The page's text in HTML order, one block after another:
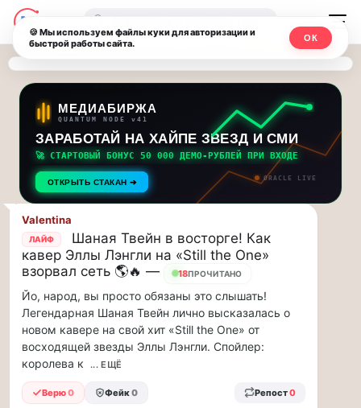
Последние
новости
и
обновления
потока:
Друзья,
приглашаем
на
музыкальную
прогулку
по
Москве
Чайковского!…
Друзья,
приглашаем
на
музыкальную
прогулку
по
Москве
Москвичи.net
—
Главный
столичный
чат-
мессенджер,
новости
и
инсайды
Москвы
🔍
МЕДИАБИРЖА
QUANTUM NODE v41
ЗАРАБОТАЙ НА ХАЙПЕ ЗВЕЗД И СМИ
🚀 СТАРТОВЫЙ БОНУС 50 000 ДЕМО-РУБЛЕЙ ПРИ ВХОДЕ
ОТКРЫТЬ СТАКАН ➔ ORACLE LIVE
Valentina
ЛАЙФ
Шаная Твейн в восторге! Как
кавер Эллы Лэнгли на «Still the One»
взорвал сеть 🌎🔥 —
18ПРОЧИТАНО
Йо, народ, вы просто обязаны это слышать!
Легендарная Шаная Твейн лично высказалась о
новом кавере на свой хит «Still the One» от
восходящей звезды Эллы Лэнгли. Спойлер:
королева к
... ЕЩЁ
Верю0 Фейк0 Репост0
🍪 Мы используем файлы куки для авторизации и
быстрой работы сайта.
ОК